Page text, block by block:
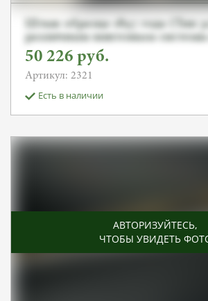
Штык образца 1897 года (Тип
различным винтовкам системы
Алексея С.
50 226 руб.
Артикул: 2321
Есть в наличии
АВТОРИЗУЙТЕСЬ,
ЧТОБЫ УВИДЕТЬ